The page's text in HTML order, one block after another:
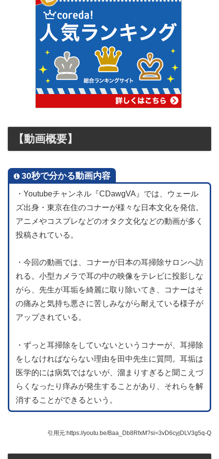
【動画概要】
30秒で分かる動画内容
・Youtubeチャンネル『CDawgVA』では、ウェール
ズ出身・東京在住のコナーが様々な日本文化を発信。
アニメやコスプレなどのオタク文化などの動画が多く
投稿されている。
・今回の動画では、コナーが日本の耳掃除サロンへ訪
れる。小型カメラで耳の中の映像をテレビに投影しな
がら、先生が耳垢を綺麗に取り除いてき、コナーはそ
の痛みと気持ち悪さに苦しみながら耐えている様子が
アップされている。
・ずっと耳掃除をしていないというコナーが、耳掃除
をしなければならない理由を田中先生に質問。耳垢は
医学的には病気ではないが、溜まりすぎると聞こえづ
らくなったり痒みが発生することがあり、それらを解
消することができるという。
引用元:https://youtu.be/Baa_Db8RfxM?si=3vD6cyjDLV3g5q-Q